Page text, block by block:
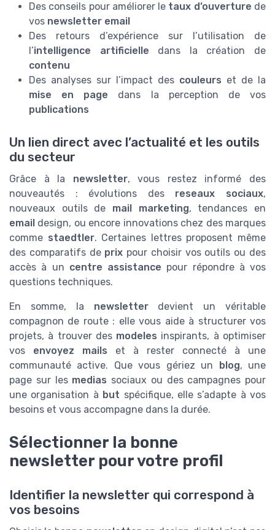
Des conseils pour améliorer le taux d’ouverture de
vos newsletter email
Des retours d’expérience sur l’utilisation de
l’intelligence artificielle dans la création de
contenu
Des analyses sur l’impact des couleurs et de la
mise en page dans la perception de vos
publications
Un lien direct avec l’actualité et les outils
du secteur
Grâce à la newsletter, vous restez informé des
nouveautés : évolutions des reseaux sociaux,
nouveaux outils de mail marketing, tendances en
email design, ou encore innovations chez des marques
comme staedtler. Certaines lettres proposent même
des comparatifs de prix pour choisir vos outils ou des
accès à un centre assistance pour répondre à vos
questions techniques.
En somme, la newsletterdevient un véritable
compagnon de route : elle vous aide à structurer vos
projets, à trouver des modeles inspirants, à optimiser
vos envoyez mails et à rester connecté à une
communauté active. Que vous gériez un blog, une
page sur les medias sociaux ou des campagnes pour
une organisation à but spécifique, elle s’adapte à vos
besoins et vous accompagne dans la durée.
Sélectionner la bonne
newsletter pour votre profil
Identifier la newsletter qui correspond à
vos besoins